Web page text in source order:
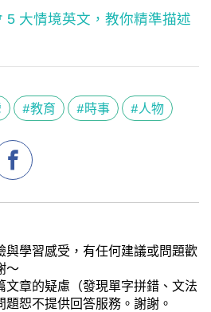
5 大情境英文，教你精準描述
#教育 #時事 #人物
與學習感受，有任何建議或問題歡
～
文章的疑慮（發現單字拼錯、文法
恕不提供回答服務。謝謝。